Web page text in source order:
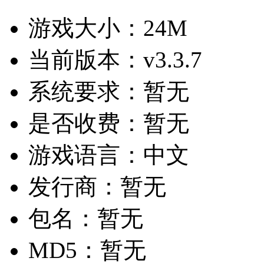
游戏大小： 24M
当前版本： v3.3.7
系统要求： 暂无
是否收费： 暂无
游戏语言： 中文
发行商： 暂无
包名： 暂无
MD5： 暂无